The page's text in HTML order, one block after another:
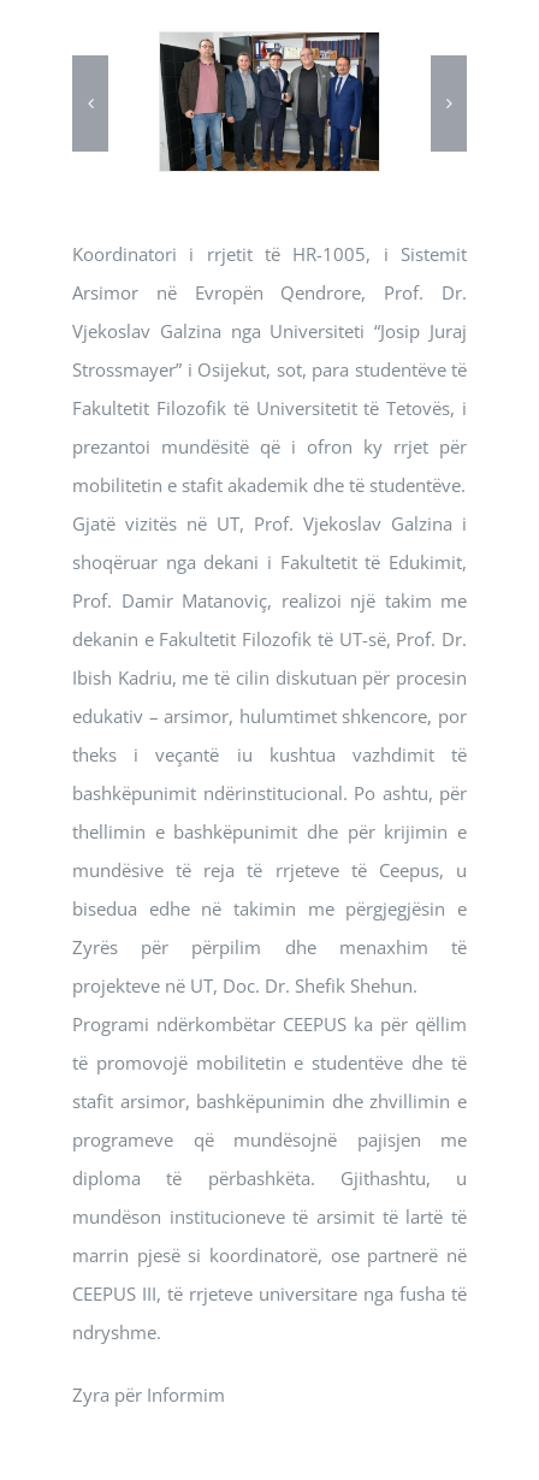
Koordinatori i rrjetit të HR-1005, i Sistemit
Arsimor në Evropën Qendrore, Prof. Dr.
Vjekoslav Galzina nga Universiteti “Josip Juraj
Strossmayer” i Osijekut, sot, para studentëve të
Fakultetit Filozofik të Universitetit të Tetovës, i
prezantoi mundësitë që i ofron ky rrjet për
mobilitetin e stafit akademik dhe të studentëve.
Gjatë vizitës në UT, Prof. Vjekoslav Galzina i
shoqëruar nga dekani i Fakultetit të Edukimit,
Prof. Damir Matanoviç, realizoi një takim me
dekanin e Fakultetit Filozofik të UT-së, Prof. Dr.
Ibish Kadriu, me të cilin diskutuan për procesin
edukativ – arsimor, hulumtimet shkencore, por
theks i veçantë iu kushtua vazhdimit të
bashkëpunimit ndërinstitucional. Po ashtu, për
thellimin e bashkëpunimit dhe për krijimin e
mundësive të reja të rrjeteve të Ceepus, u
bisedua edhe në takimin me përgjegjësin e
Zyrës për përpilim dhe menaxhim të
projekteve në UT, Doc. Dr. Shefik Shehun.
Programi ndërkombëtar CEEPUS ka për qëllim
të promovojë mobilitetin e studentëve dhe të
stafit arsimor, bashkëpunimin dhe zhvillimin e
programeve që mundësojnë pajisjen me
diploma të përbashkëta. Gjithashtu, u
mundëson institucioneve të arsimit të lartë të
marrin pjesë si koordinatorë, ose partnerë në
CEEPUS III, të rrjeteve universitare nga fusha të
ndryshme.
Zyra për Informim